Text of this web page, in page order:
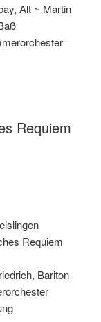
Alt ~ Martin
Requiem
Requiem
Bariton